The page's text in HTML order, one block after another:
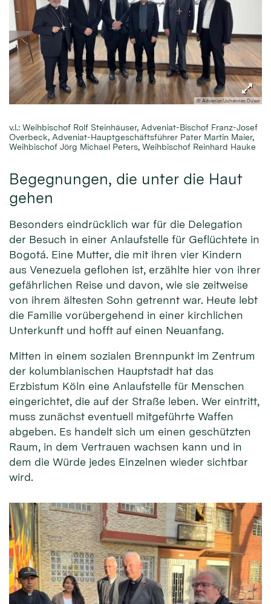
© Adveniat/Johannes Duwe
v.l.: Weihbischof Rolf Steinhäuser, Adveniat-Bischof Franz-Josef
Overbeck, Adveniat-Hauptgeschäftsführer Pater Martin Maier,
Weihbischof Jörg Michael Peters, Weihbischof Reinhard Hauke
Begegnungen, die unter die Haut
gehen
Besonders eindrücklich war für die Delegation
der Besuch in einer Anlaufstelle für Geflüchtete in
Bogotá. Eine Mutter, die mit ihren vier Kindern
aus Venezuela geflohen ist, erzählte hier von ihrer
gefährlichen Reise und davon, wie sie zeitweise
von ihrem ältesten Sohn getrennt war. Heute lebt
die Familie vorübergehend in einer kirchlichen
Unterkunft und hofft auf einen Neuanfang.
Mitten in einem sozialen Brennpunkt im Zentrum
der kolumbianischen Hauptstadt hat das
Erzbistum Köln eine Anlaufstelle für Menschen
eingerichtet, die auf der Straße leben. Wer eintritt,
muss zunächst eventuell mitgeführte Waffen
abgeben. Es handelt sich um einen geschützten
Raum, in dem Vertrauen wachsen kann und in
dem die Würde jedes Einzelnen wieder sichtbar
wird.